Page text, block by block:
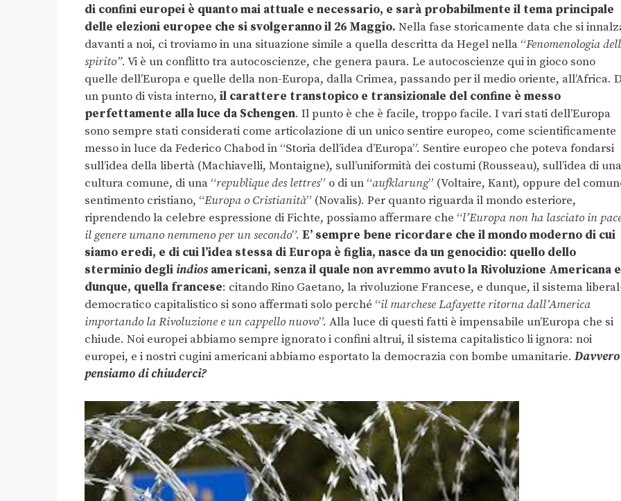
di confini europei è quanto mai attuale e necessario, e sarà probabilmente il tema principale
delle elezioni europee che si svolgeranno il 26 Maggio. Nella fase storicamente data che si
davanti a noi, ci troviamo in una situazione simile a quella descritta da Hegel nella “Fenomenologia
spirito”. Vi è un conflitto tra autocoscienze, che genera paura. Le autocoscienze qui in gioco sono
quelle dell’Europa e quelle della non-Europa, dalla Crimea, passando per il medio oriente, all’Africa.
un punto di vista interno, il carattere transtopico e transizionale del confine è messo
perfettamente alla luce da Schengen. Il punto è che è facile, troppo facile. I vari stati dell’Europa
sono sempre stati considerati come articolazione di un unico sentire europeo, come scientificamente
messo in luce da Federico Chabod in “Storia dell’idea d’Europa”. Sentire europeo che poteva fondarsi
sull’idea della libertà (Machiavelli, Montaigne), sull’uniformità dei costumi (Rousseau), sull’idea di una
cultura comune, di una “republique des lettres” o di un “aufklarung” (Voltaire, Kant), oppure del
sentimento cristiano, “Europa o Cristianità” (Novalis). Per quanto riguarda il mondo esteriore,
riprendendo la celebre espressione di Fichte, possiamo affermare che “l’Europa non ha lasciato in
il genere umano nemmeno per un secondo”. E’ sempre bene ricordare che il mondo moderno di cui
siamo eredi, e di cui l’idea stessa di Europa è figlia, nasce da un genocidio: quello dello
sterminio degli indiosamericani, senza il quale non avremmo avuto la Rivoluzione Americana
dunque, quella francese: citando Rino Gaetano, la rivoluzione Francese, e dunque, il sistema
democratico capitalistico si sono affermati solo perché “il marchese Lafayette ritorna dall’America
importando la Rivoluzione e un cappello nuovo”. Alla luce di questi fatti è impensabile un’Europa che si
chiude. Noi europei abbiamo sempre ignorato i confini altrui, il sistema capitalistico li ignora: noi
europei, e i nostri cugini americani abbiamo esportato la democrazia con bombe umanitarie. Davvero
pensiamo di chiuderci?